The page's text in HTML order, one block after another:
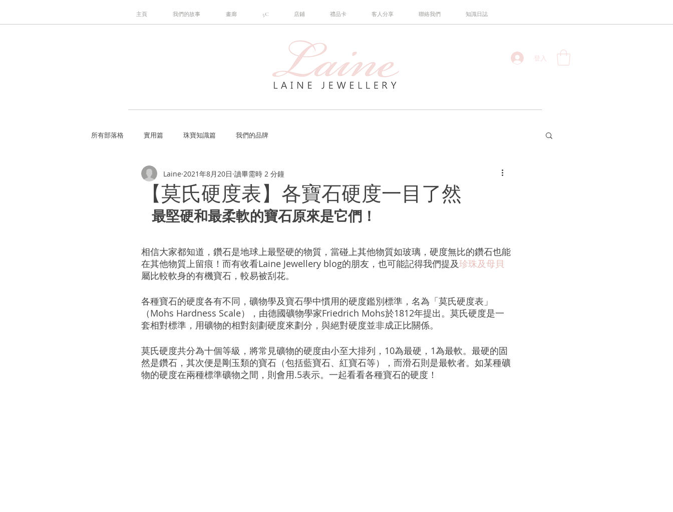
主頁 我們的故事 畫廊 5C 店鋪 禮品卡 客人分享 聯絡我們 知識日誌
登入
所有部落格 實用篇 珠寶知識篇 我們的品牌
【莫氏硬度表】各寶石硬度一目了然
Laine 2021年8月20日 讀畢需時 2 分鐘
   最堅硬和最柔軟的寶石原來是它們！
相信大家都知道，鑽石是地球上最堅硬的物質，當碰上其他物質如玻璃，硬度無比的鑽石也能
在其他物質上留痕！而有收看Laine Jewellery blog的朋友，也可能記得我們提及珍珠及母貝
屬比較軟身的有機寶石，較易被刮花。
各種寶石的硬度各有不同，礦物學及寶石學中慣用的硬度鑑別標準，名為「莫氏硬度表」
（Mohs Hardness Scale），由德國礦物學家Friedrich Mohs於1812年提出。莫氏硬度是一
套相對標準，用礦物的相對刻劃硬度來劃分，與絕對硬度並非成正比關係。
莫氏硬度共分為十個等級，將常見礦物的硬度由小至大排列，10為最硬，1為最軟。最硬的固
然是鑽石，其次便是剛玉類的寶石（包括藍寶石、紅寶石等），而滑石則是最軟者。如某種礦
物的硬度在兩種標準礦物之間，則會用.5表示。一起看看各種寶石的硬度！